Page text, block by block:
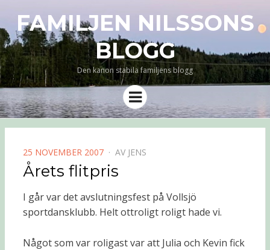
FAMILJEN NILSSONS
BLOGG
Den kanon stabila familjens blogg
Meny
PUBLICERAD
DEN
25 NOVEMBER 2007 AV JENS
Årets flitpris
I går var det avslutningsfest på Vollsjö
sportdansklubb. Helt ottroligt roligt hade vi.
Något som var roligast var att Julia och Kevin fick